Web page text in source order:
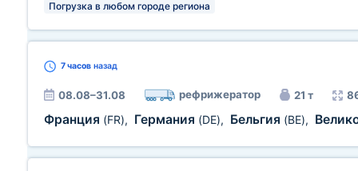
Погрузка в любом городе региона
7 часов назад
08.08–31.08 рефрижератор 21 т
Франция (FR), Германия (DE), Бельгия (BE),